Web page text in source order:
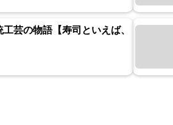
芸の物語【寿司といえば、